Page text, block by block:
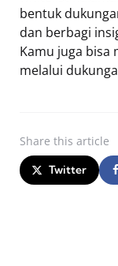
bentuk
dan berbagi
Kamu juga bisa
melalui
Share this article
Twitter